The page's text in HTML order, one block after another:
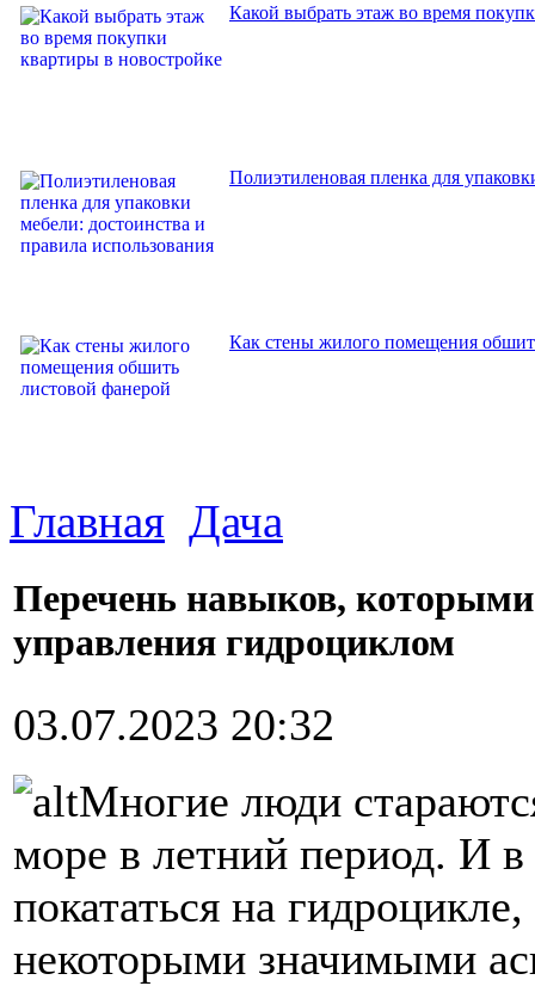
Какой выбрать этаж во время
Полиэтиленовая пленка для
Как стены жилого помещения
Главная Дача
Перечень навыков, которыми
управления гидроциклом
03.07.2023 20:32
Многие люди
море в летний период. И в
покататься на
некоторыми значимыми